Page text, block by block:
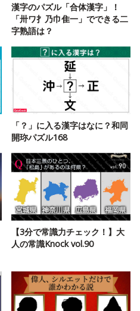
漢字のパズル「合体漢字」！
「卅ワ扌乃巾隹一」でできる二
字熟語は？
「？」に入る漢字はなに？和同
開珎パズル168
【3分で常識力チェック！】大
人の常識Knock vol.90